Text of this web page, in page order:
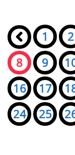
Seiten:
« 1 2
8
9
16
17
24
25